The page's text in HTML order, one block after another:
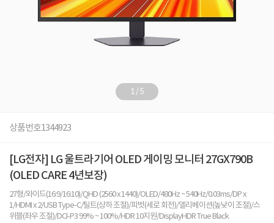
1/5
상품번호1344923
[LG전자] LG 울트라기어 OLED 게이밍 모니터 27GX790B
(OLED CARE 4년보장)
27형/와이드(16:9/16:10)/QHD (2560 x 1440)/OLED/480Hz ~ 540Hz/0.03ms/DP x
1/HDMI x 2/USB Type-C/틸트(상하 조절)/피벗(세로 회전)/엘리베이션(높낮이 조절)/스
위블(좌우 조절)/DCI-P3 99% ~ 100%/HDR 10지원/DisplayHDR True Black